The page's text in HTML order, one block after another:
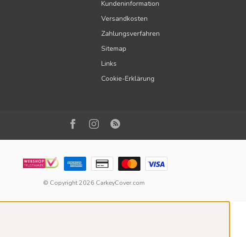
Kundeninformation
Versandkosten
Zahlungsverfahren
Sitemap
Links
Cookie-Erklärung
© Copyright 2026 CarkeyCover.com